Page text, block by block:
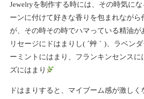
Jewelryを制作する時には、その時気に
ーンに付けて好きな香りを包まれながら
が、その時その時でハマっている精油が
リセージにドはまりし( ´艸｀)、ラベン
ーミントにはまり、フランキンセンスに
ズにはまり
ドはまりすると、マイブーム感が激しく